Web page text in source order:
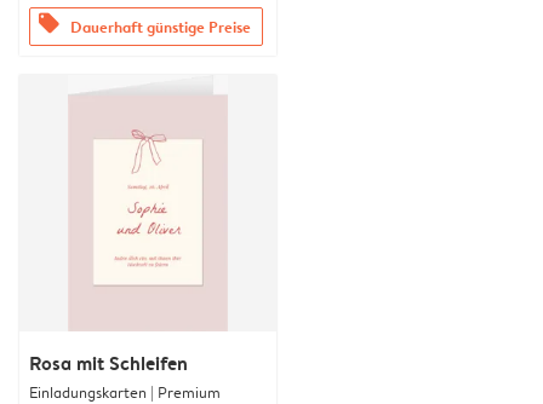
offers Dauerhaft günstige Preise
Rosa mit Schleifen
Einladungskarten | Premium